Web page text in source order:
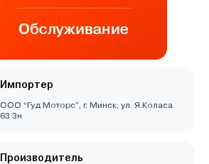
Импортер
ООО “Гуд Моторс”, г. Минск, ул. Я.Коласа
63 3н
Производитель